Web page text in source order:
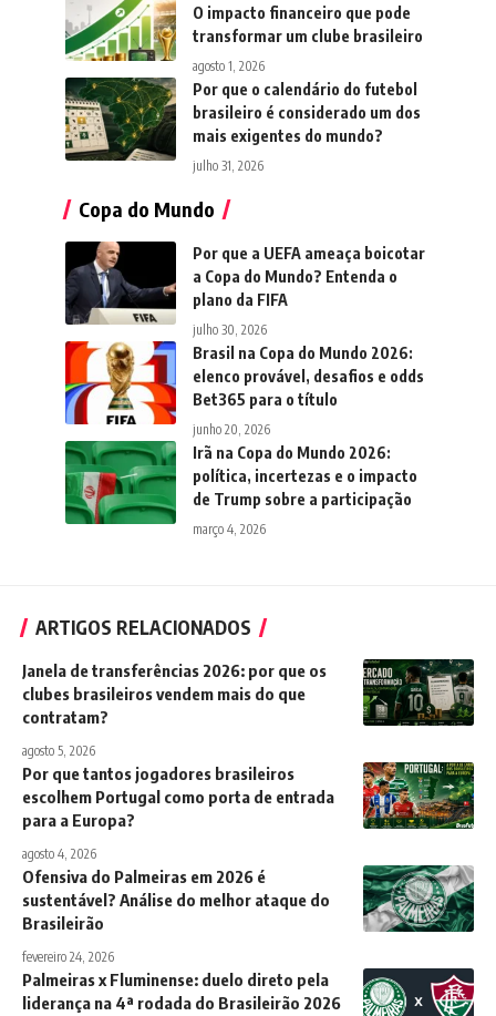
O impacto financeiro que pode
transformar um clube brasileiro
agosto 1, 2026
Por que o calendário do futebol
brasileiro é considerado um dos
mais exigentes do mundo?
julho 31, 2026
Copa do Mundo
Por que a UEFA ameaça boicotar
a Copa do Mundo? Entenda o
plano da FIFA
julho 30, 2026
Brasil na Copa do Mundo 2026:
elenco provável, desafios e odds
Bet365 para o título
junho 20, 2026
Irã na Copa do Mundo 2026:
política, incertezas e o impacto
de Trump sobre a participação
março 4, 2026
ARTIGOS RELACIONADOS
Janela de transferências 2026: por que os
clubes brasileiros vendem mais do que
contratam?
agosto 5, 2026
Por que tantos jogadores brasileiros
escolhem Portugal como porta de entrada
para a Europa?
agosto 4, 2026
Ofensiva do Palmeiras em 2026 é
sustentável? Análise do melhor ataque do
Brasileirão
fevereiro 24, 2026
Palmeiras x Fluminense: duelo direto pela
liderança na 4ª rodada do Brasileirão 2026